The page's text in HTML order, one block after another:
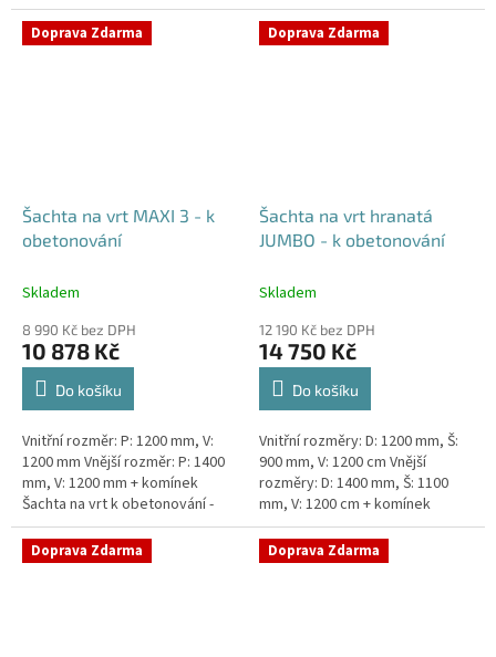
vhodná pod parkovací stání,
komunikace nebo do míst...
vhodná pod parkovací stání,
komunikace nebo do míst...
Doprava Zdarma
Šachta na vrt MAXI 3 - k
obetonování
Skladem
8 990 Kč bez DPH
10 878 Kč
Do košíku
Vnitřní rozměr: P: 1200 mm, V:
1200 mm Vnější rozměr: P: 1400
mm, V: 1200 mm + komínek
Šachta na vrt k obetonování -
vhodná pod parkovací stání,
komunikace nebo do míst...
Doprava Zdarma
Šachta na vrt hranatá
JUMBO - k obetonování
Skladem
12 190 Kč bez DPH
14 750 Kč
Do košíku
Vnitřní rozměry: D: 1200 mm, Š:
900 mm, V: 1200 cm Vnější
rozměry: D: 1400 mm, Š: 1100
mm, V: 1200 cm + komínek
Šachta na vrt k obetonování -
vhodná pod parkovací...
Doprava Zdarma Doprava Zdarma